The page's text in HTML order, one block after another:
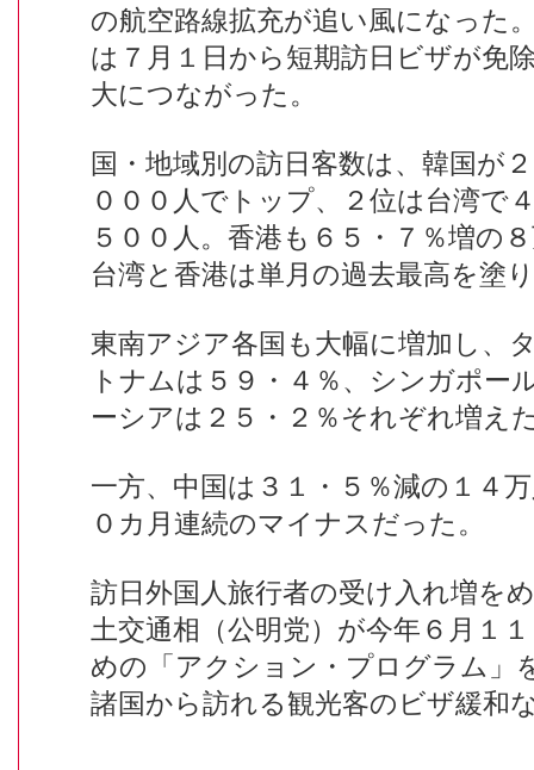
の航空路線拡充が追い風になった
は７月１日から短期訪日ビザが免
大につながった。
国・地域別の訪日客数は、韓国が
０００人でトップ、２位は台湾で
５００人。香港も６５・７％増の
台湾と香港は単月の過去最高を塗
東南アジア各国も大幅に増加し、
トナムは５９・４％、シンガポー
ーシアは２５・２％それぞれ増え
一方、中国は３１・５％減の１４
０カ月連続のマイナスだった。
訪日外国人旅行者の受け入れ増を
土交通相（公明党）が今年６月１
めの「アクション・プログラム」
諸国から訪れる観光客のビザ緩和